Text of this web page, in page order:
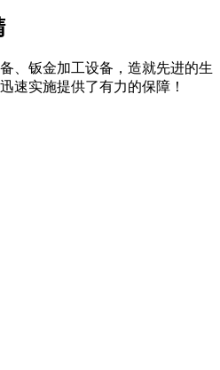
、钣金加工设备，造就先进的生
速实施提供了有力的保障！